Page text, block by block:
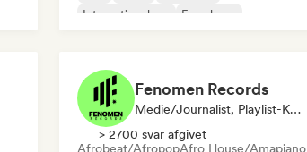
International rap
Fransk rap
Fenomen Records
Medie/journalist, Playlist-Kurator
> 2700 svar afgivet
Afrobeat/AfropopAfro House/Amapiano